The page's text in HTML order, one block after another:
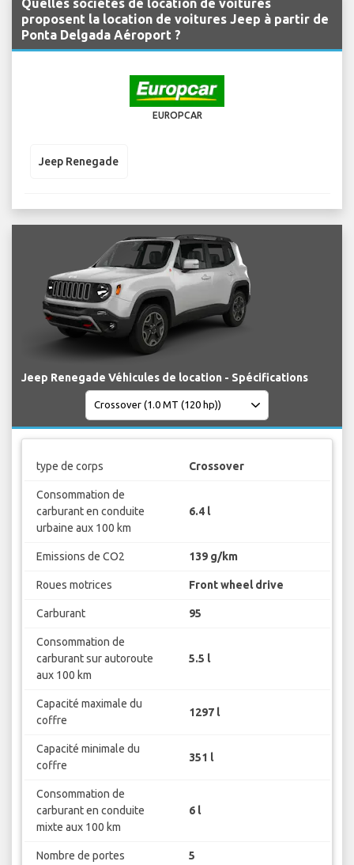
Quelles sociétés de location de voitures
proposent la location de voitures Jeep à partir de
Ponta Delgada Aéroport ?
EUROPCAR
Jeep Renegade
Jeep Renegade Véhicules de location - Spécifications
type de corps Crossover
Consommation de
carburant en conduite
urbaine aux 100 km
6.4 l
Emissions de CO2 139 g/km
Roues motrices Front wheel drive
Carburant 95
Consommation de
carburant sur autoroute
aux 100 km
5.5 l
Capacité maximale du
coffre
1297 l
Capacité minimale du
coffre
351 l
Consommation de
carburant en conduite
mixte aux 100 km
6 l
Nombre de portes 5